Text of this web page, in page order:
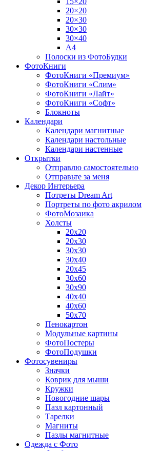
20×20
20×30
30×30
30×40
A4
Полоски из ФотоБудки
ФотоКниги
ФотоКниги «Премиум»
ФотоКниги «Слим»
ФотоКниги «Лайт»
ФотоКниги «Софт»
Блокноты
Календари
Календари магнитные
Календари настольные
Календари настенные
Открытки
Отправлю самостоятельно
Отправьте за меня
Декор Интерьера
Потреты Dream Art
Портреты по фото акрилом
ФотоМозаика
Холсты
20х20
20х30
30х30
30х40
20х45
30х60
30х90
40х40
40х60
50х70
Пенокартон
Модульные картины
ФотоПостеры
ФотоПодушки
Фотоcувениры
Значки
Коврик для мыши
Кружки
Новогодние шары
Пазл картонный
Тарелки
Магниты
Пазлы магнитные
Одежда с Фото